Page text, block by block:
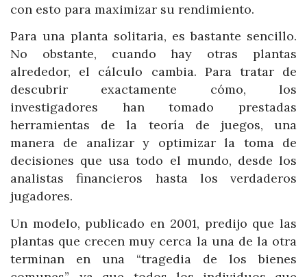
con esto para maximizar su rendimiento.
Para una planta solitaria, es bastante sencillo.
No obstante, cuando hay otras plantas
alrededor, el cálculo cambia. Para tratar de
descubrir exactamente cómo, los
investigadores han tomado prestadas
herramientas de la teoría de juegos, una
manera de analizar y optimizar la toma de
decisiones que usa todo el mundo, desde los
analistas financieros hasta los verdaderos
jugadores.
Un modelo, publicado en 2001, predijo que las
plantas que crecen muy cerca la una de la otra
terminan en una “tragedia de los bienes